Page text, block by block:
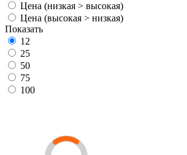
Цена (низкая > высокая)
Цена (высокая > низкая)
Показать
12
25
50
75
100